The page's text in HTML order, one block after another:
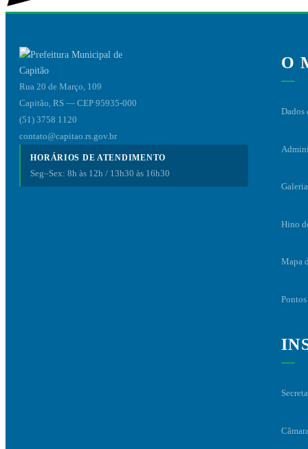
Rua 20 de Março, 109
Capitão, RS — CEP 95935-000
(51) 3758 1120
contato@capitao.rs.gov.br
HORÁRIOS DE ATENDIMENTO
Seg–Sex: 8h às 12h / 13h30 às 16h30
O
Hino
Mapa